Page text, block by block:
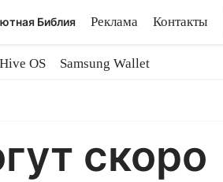
Библия Реклама Контакты
OS
Samsung Wallet
скоро